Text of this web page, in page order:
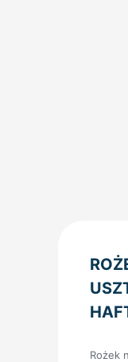
Rożek